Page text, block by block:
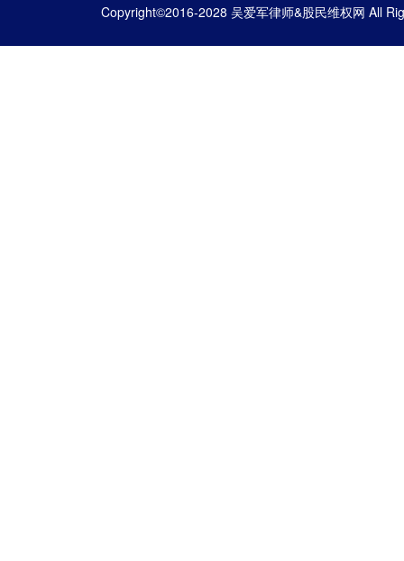
Copyright©2016-2028 吴爱军律师&股民维权网 All